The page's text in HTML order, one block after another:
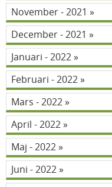
November - 2021
December - 2021
Januari - 2022
Februari - 2022
Mars - 2022
April - 2022
Maj - 2022
Juni - 2022